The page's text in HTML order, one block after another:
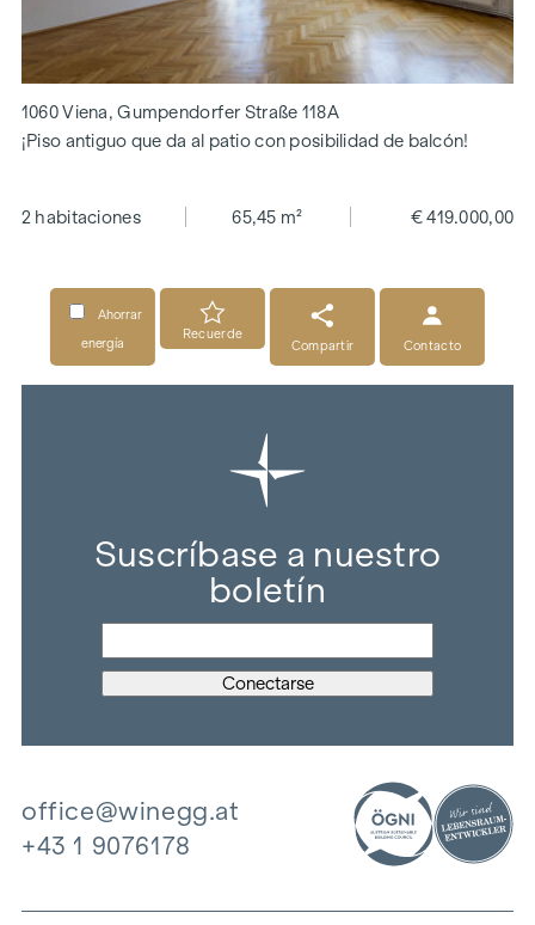
1060 Viena, Gumpendorfer Straße 118A
¡Piso antiguo que da al patio con posibilidad de balcón!
2 habitaciones 65,45 m² € 419.000,00
Ahorrar
energía
Recuerde
Compartir
Contacto
Suscríbase a nuestro
boletín
office@winegg.at
+43 1 9076178